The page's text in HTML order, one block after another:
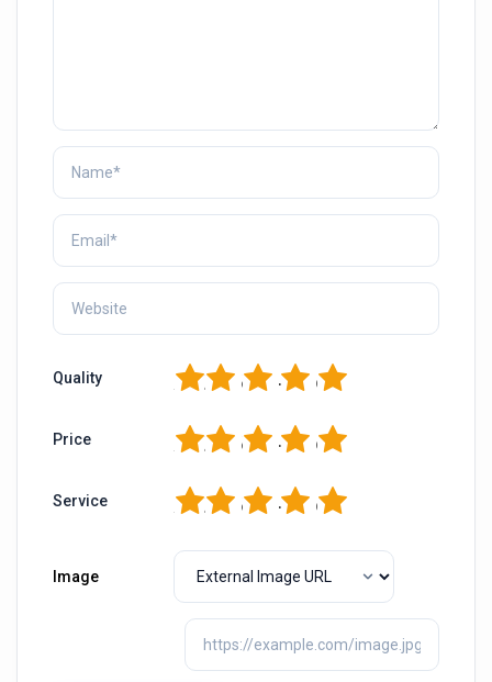
Quality 5
4
3
2
Price 5
4
3
2
Service 5
4
3
2
Image